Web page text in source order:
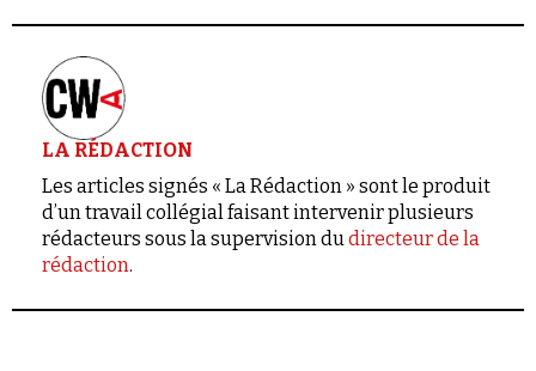
LA RÉDACTION
Les articles signés « La Rédaction » sont le produit
d’un travail collégial faisant intervenir plusieurs
rédacteurs sous la supervision du directeur de la
rédaction.